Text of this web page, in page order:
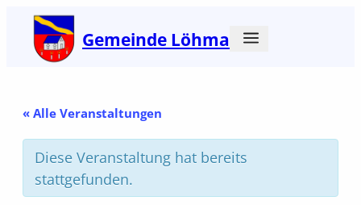
Gemeinde Löhma
« Alle Veranstaltungen
Diese Veranstaltung hat bereits
stattgefunden.